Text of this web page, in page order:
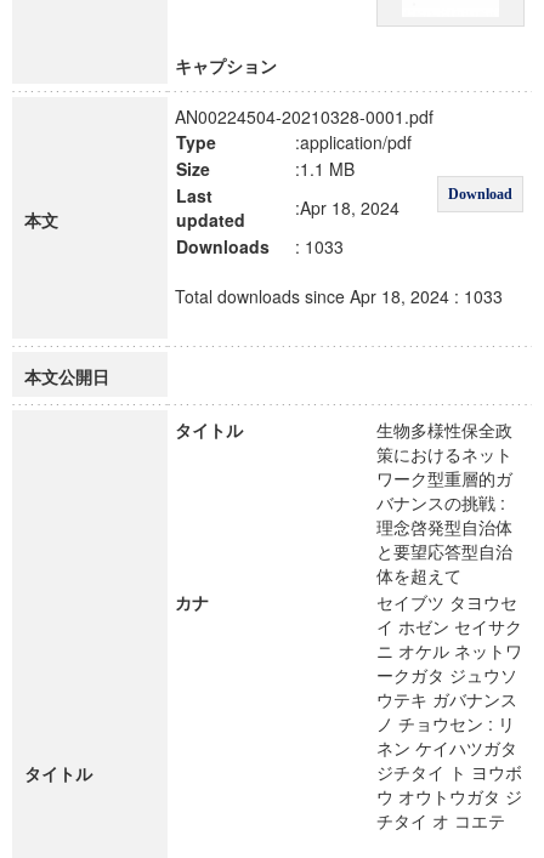
キャプション
本文
AN00224504-20210328-0001.pdf
Type
:application/pdf
Download
Size
:1.1 MB
Last
updated
:Apr 18, 2024
Downloads
: 1033
Total downloads since Apr 18, 2024 : 1033
本文公開日
タイトル
タイトル
生物多様性保全政
策におけるネット
ワーク型重層的ガ
バナンスの挑戦 :
理念啓発型自治体
と要望応答型自治
体を超えて
カナ
セイブツ タヨウセ
イ ホゼン セイサク
ニ オケル ネットワ
ークガタ ジュウソ
ウテキ ガバナンス
ノ チョウセン : リ
ネン ケイハツガタ
ジチタイ ト ヨウボ
ウ オウトウガタ ジ
チタイ オ コエテ